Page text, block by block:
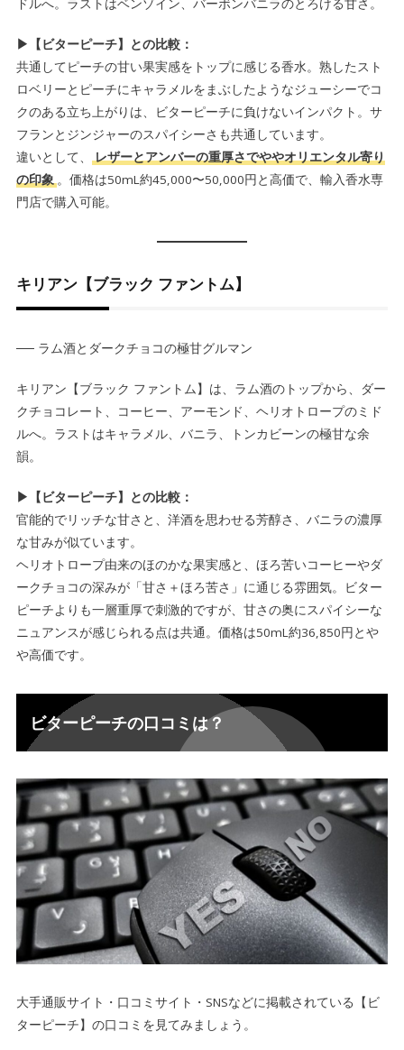
ドルへ。ラストはベンゾイン、バーボンバニラのとろける甘さ。
▶【ビターピーチ】との比較：
共通してピーチの甘い果実感をトップに感じる香水。熟したスト
ロベリーとピーチにキャラメルをまぶしたようなジューシーでコ
クのある立ち上がりは、ビターピーチに負けないインパクト。サ
フランとジンジャーのスパイシーさも共通しています。
違いとして、
レザーとアンバーの重厚さでややオリエンタル寄り
の印象。価格は50mL約45,000〜50,000円と高価で、輸入香水専
門店で購入可能。
キリアン【ブラック ファントム】
── ラム酒とダークチョコの極甘グルマン
キリアン【ブラック ファントム】は、ラム酒のトップから、ダー
クチョコレート、コーヒー、アーモンド、ヘリオトロープのミド
ルへ。ラストはキャラメル、バニラ、トンカビーンの極甘な余
韻。
▶【ビターピーチ】との比較：
官能的でリッチな甘さと、洋酒を思わせる芳醇さ、バニラの濃厚
な甘みが似ています。
ヘリオトロープ由来のほのかな果実感と、ほろ苦いコーヒーやダ
ークチョコの深みが「甘さ＋ほろ苦さ」に通じる雰囲気。ビター
ピーチよりも一層重厚で刺激的ですが、甘さの奥にスパイシーな
ニュアンスが感じられる点は共通。価格は50mL約36,850円とや
や高価です。
ビターピーチの口コミは？
大手通販サイト・口コミサイト・SNSなどに掲載されている【ビ
ターピーチ】の口コミを見てみましょう。